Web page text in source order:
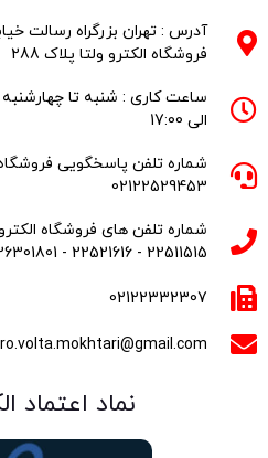
آدرس : تهران بزرگراه رسالت
فروشگاه الکترو ولتا پلاک 288
الی 17:00
شماره تلفن پاسخگویی فروشگاه
02122529453
22511515 - 22521616 - 26301801
02122332307
نماد اعتماد